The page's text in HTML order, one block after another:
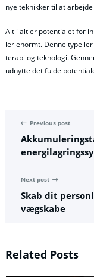
nye teknikker til at
Alt i alt er potentialet for
ler enormt. Denne type
terapi og teknologi.
udnytte det fulde
Previous post
Next post
Skab dit
vægskabe
Related Posts